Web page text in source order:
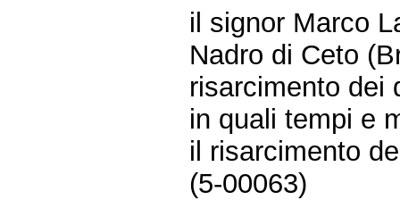
il signor Marco
Nadro di Ceto
risarcimento dei
in quali tempi e
il risarcimento
(5-00063)